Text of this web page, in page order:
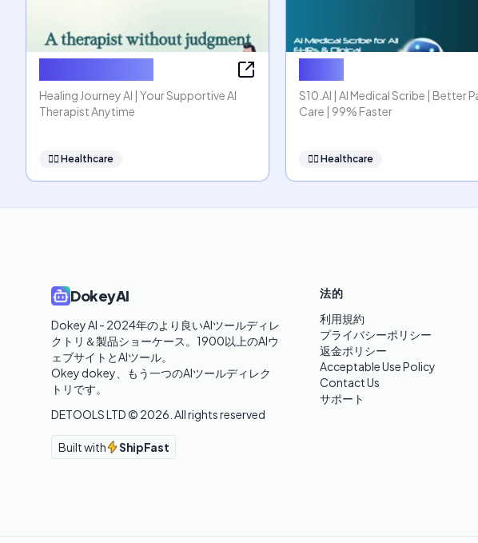
Healing Journey AI | Your Supportive AI
Therapist Anytime
👩‍⚕️ Healthcare
S10.AI | AI Medical Scribe | Better
Care | 99% Faster
👩‍⚕️ Healthcare
DokeyAI
Dokey AI - 2024年のより良いAIツールディレ
クトリ＆製品ショーケース。1900以上のAIウ
ェブサイトとAIツール。
Okey dokey、もう一つのAIツールディレク
トリです。
DETOOLS LTD © 2026 . All rights reserved
Built with ShipFast
法的
利用規約
プライバシーポリシー
返金ポリシー
Acceptable Use Policy
Contact Us
サポート